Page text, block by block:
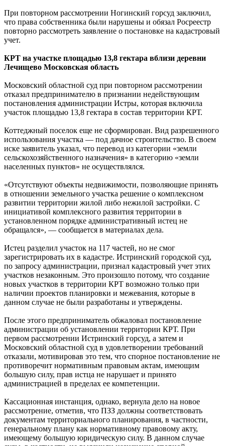
При повторном рассмотрении Ногинский горсуд заключил,
что права собственника были нарушены и обязал Росреестр
повторно рассмотреть заявление о постановке на кадастровый
учет.
КРТ на участке площадью 13,8 гектара вблизи деревни
Лечищево Московская область
Московский областной суд при повторном рассмотрении
отказал предпринимателю в признании недействующим
постановления администрации Истры, которая включила
участок площадью 13,8 гектара в состав территории КРТ.
Коттеджный поселок еще не сформирован. Вид разрешенного
использования участка — под дачное строительство. В своем
иске заявитель указал, что перевод из категории «земли
сельскохозяйственного назначения» в категорию «земли
населенных пунктов» не осуществлялся.
«Отсутствуют объекты недвижимости, позволяющие принять
в отношении земельного участка решение о комплексном
развитии территории жилой либо нежилой застройки. С
инициативой комплексного развития территории в
установленном порядке административный истец не
обращался», — сообщается в материалах дела.
Истец разделил участок на 117 частей, но не смог
зарегистрировать их в кадастре. Истринский городской суд,
по запросу администрации, признал кадастровый учет этих
участков незаконным. Это произошло потому, что создание
новых участков в территории КРТ возможно только при
наличии проектов планировки и межевания, которые в
данном случае не были разработаны и утверждены.
После этого предприниматель обжаловал постановление
администрации об установлении территории КРТ. При
первом рассмотрении Истринский горсуд, а затем и
Московский областной суд в удовлетворении требований
отказали, мотивировав это тем, что спорное постановление не
противоречит нормативным правовым актам, имеющим
большую силу, прав истца не нарушает и принято
администрацией в пределах ее компетенции.
Кассационная инстанция, однако, вернула дело на новое
рассмотрение, отметив, что ПЗЗ должны соответствовать
документам территориального планирования, в частности,
генеральному плану как нормативному правовому акту,
имеющему большую юридическую силу. В данном случае